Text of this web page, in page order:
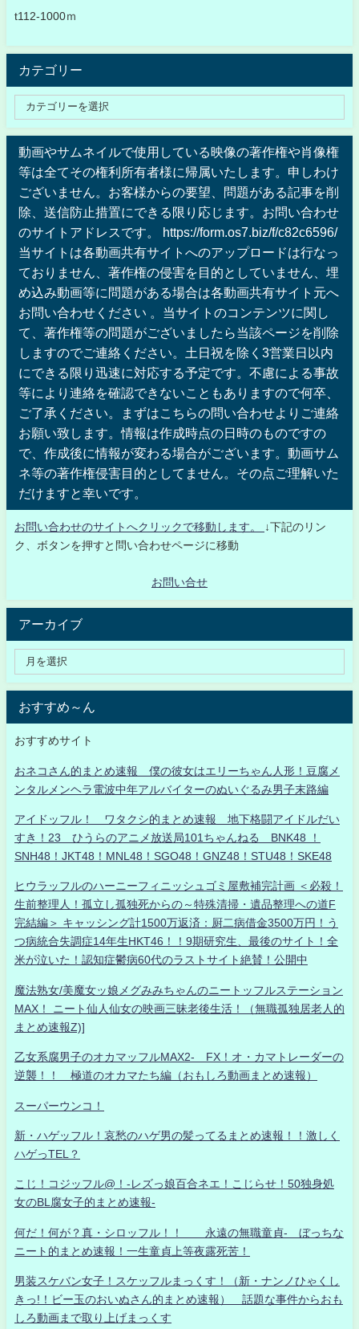
t112-1000ｍ
カテゴリー
動画やサムネイルで使用している映像の著作権や肖像権
等は全てその権利所有者様に帰属いたします。申しわけ
ございません。お客様からの要望、問題がある記事を削
除、送信防止措置にできる限り応じます。お問い合わせ
のサイトアドレスです。 https://form.os7.biz/f/c82c6596/
当サイトは各動画共有サイトへのアップロードは行なっ
ておりません、著作権の侵害を目的としていません、埋
め込み動画等に問題がある場合は各動画共有サイト元へ
お問い合わせください 。当サイトのコンテンツに関し
て、著作権等の問題がございましたら当該ページを削除
しますのでご連絡ください。土日祝を除く3営業日以内
にできる限り迅速に対応する予定です。不慮による事故
等により連絡を確認できないこともありますので何卒、
ご了承ください。まずはこちらの問い合わせよりご連絡
お願い致します。情報は作成時点の日時のものですの
で、作成後に情報が変わる場合がございます。動画サム
ネ等の著作権侵害目的としてません。その点ご理解いた
だけますと幸いです。
お問い合わせのサイトへクリックで移動します。
↓下記のリン
ク、ボタンを押すと問い合わせページに移動
お問い合せ
アーカイブ
おすすめ～ん
おすすめサイト
おネコさん的まとめ速報 僕の彼女はエリーちゃん人形！豆腐メ
ンタルメンヘラ電波中年アルバイターのぬいぐるみ男子末路編
アイドッフル！ ワタクシ的まとめ速報 地下格闘アイドルだい
すき！23 ひうらのアニメ放送局101ちゃんねる BNK48 ！
SNH48！JKT48！MNL48！SGO48！GNZ48！STU48！SKE48
ヒウラッフルのハーニーフィニッシュゴミ屋敷補完計画 ＜必殺！
生前整理人！孤立し孤独死からの～特殊清掃・遺品整理への道F
完結編＞ キャッシング計1500万返済：厨二病借金3500万円！う
つ病統合失調症14年生HKT46！！9期研究生、最後のサイト！全
米が泣いた！認知症鬱病60代のラストサイト絶賛！公開中
魔法熟女/美魔女ッ娘メグみみちゃんのニートッフルステーション
MAX！ ニート仙人仙女の映画三昧老後生活！（無職孤独居老人的
まとめ速報Z)]
乙女系腐男子のオカマッフルMAX2- FX！オ・カマトレーダーの
逆襲！！ 極道のオカマたち編（おもしろ動画まとめ速報）
スーパーウンコ！
新・ハゲッフル！哀愁のハゲ男の髪ってるまとめ速報！！激しく
ハゲっTEL？
こじ！コジッフル@！-レズっ娘百合ネエ！こじらせ！50独身処
女のBL腐女子的まとめ速報-
何だ！何が？真・シロッフル！！ 永遠の無職童貞- ぼっちな
ニート的まとめ速報！一生童貞上等夜露死苦！
男装スケバン女子！スケッフルまっくす！（新・ナンノひゃくし
きっ!！ビー玉のおいぬさん的まとめ速報） 話題な事件からおも
しろ動画まで取り上げまっくす